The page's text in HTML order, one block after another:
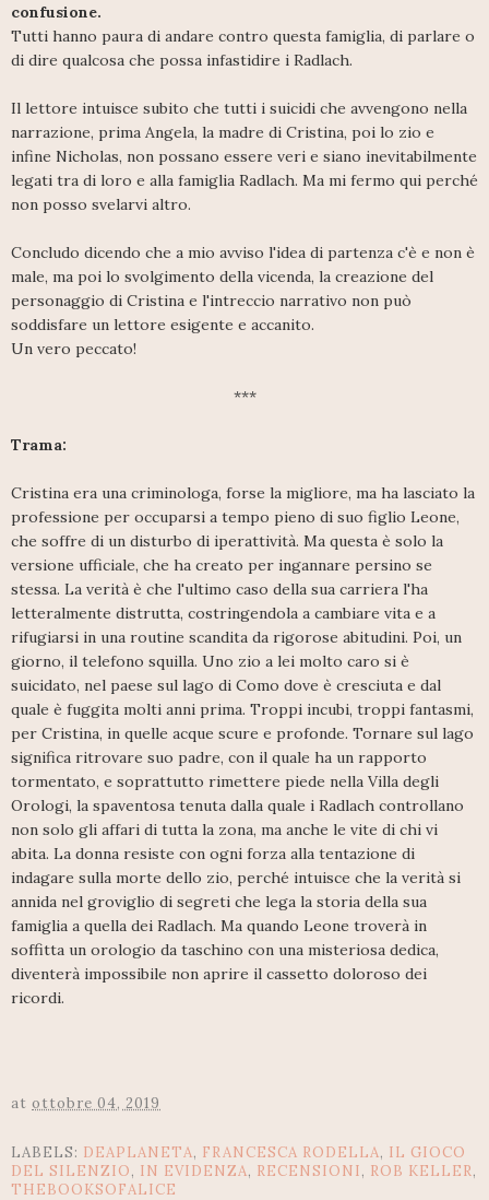
confusione.
Tutti hanno paura di andare contro questa famiglia, di parlare o
di dire qualcosa che possa infastidire i Radlach.
Il lettore intuisce subito che tutti i suicidi che avvengono nella
narrazione, prima Angela, la madre di Cristina, poi lo zio e
infine Nicholas, non possano essere veri e siano inevitabilmente
legati tra di loro e alla famiglia Radlach. Ma mi fermo qui perché
non posso svelarvi altro.
Concludo dicendo che a mio avviso l'idea di partenza c'è e non è
male, ma poi lo svolgimento della vicenda, la creazione del
personaggio di Cristina e l'intreccio narrativo non può
soddisfare un lettore esigente e accanito.
Un vero peccato!
***
Trama:
Cristina era una criminologa, forse la migliore, ma ha lasciato la
professione per occuparsi a tempo pieno di suo figlio Leone,
che soffre di un disturbo di iperattività. Ma questa è solo la
versione ufficiale, che ha creato per ingannare persino se
stessa. La verità è che l'ultimo caso della sua carriera l'ha
letteralmente distrutta, costringendola a cambiare vita e a
rifugiarsi in una routine scandita da rigorose abitudini. Poi, un
giorno, il telefono squilla. Uno zio a lei molto caro si è
suicidato, nel paese sul lago di Como dove è cresciuta e dal
quale è fuggita molti anni prima. Troppi incubi, troppi fantasmi,
per Cristina, in quelle acque scure e profonde. Tornare sul lago
significa ritrovare suo padre, con il quale ha un rapporto
tormentato, e soprattutto rimettere piede nella Villa degli
Orologi, la spaventosa tenuta dalla quale i Radlach controllano
non solo gli affari di tutta la zona, ma anche le vite di chi vi
abita. La donna resiste con ogni forza alla tentazione di
indagare sulla morte dello zio, perché intuisce che la verità si
annida nel groviglio di segreti che lega la storia della sua
famiglia a quella dei Radlach. Ma quando Leone troverà in
soffitta un orologio da taschino con una misteriosa dedica,
diventerà impossibile non aprire il cassetto doloroso dei
ricordi.
at ottobre 04, 2019
LABELS: DEAPLANETA, FRANCESCA RODELLA, IL GIOCO
DEL SILENZIO, IN EVIDENZA, RECENSIONI, ROB KELLER,
THEBOOKSOFALICE